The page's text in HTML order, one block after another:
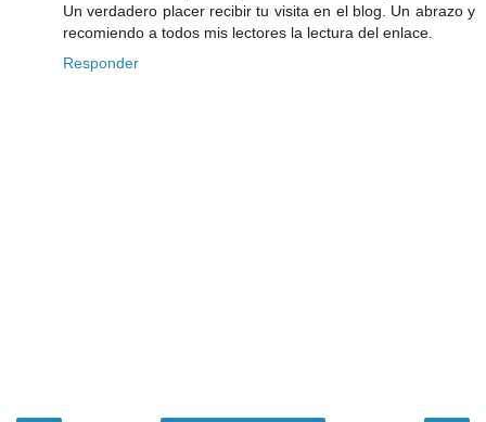
Un verdadero placer recibir tu visita en el blog. Un abrazo y
recomiendo a todos mis lectores la lectura del enlace.
Responder